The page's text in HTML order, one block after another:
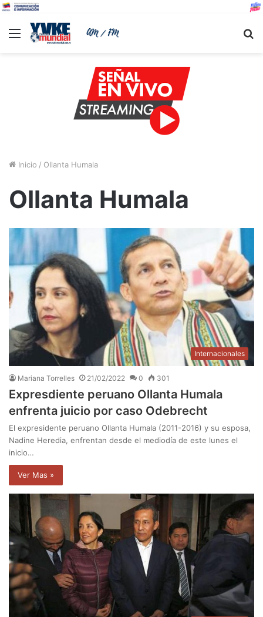
Menu
Inicio / Ollanta Humala
Ollanta Humala
Internacionales
Mariana Torrelles 21/02/2022 0 301
Expresdiente peruano Ollanta Humala
enfrenta juicio por caso Odebrecht
El expresidente peruano Ollanta Humala (2011-2016) y su esposa,
Nadine Heredia, enfrentan desde el mediodía de este lunes el
inicio…
Ver Mas »